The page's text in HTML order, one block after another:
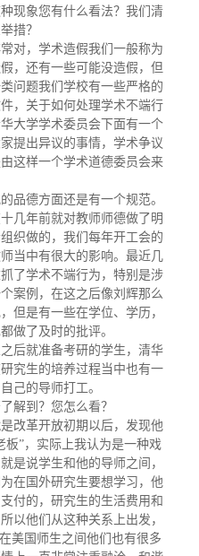
现象您有什么看法？我们清
措？
对，学术造假我们一般称为
，还有一些可能没造假，但
问题我们学校有一些严格的
，关于如何处理学术不端行
大学学术委员会下面有一个
提出异议的事情，学术争议
这样一个学术道德委员会来
品德方面还是有一个规范。
几年前就对教师师德做了明
织做的，我们每年开工会的
当中有很大的影响。最近几
了学术不端行为，特别是涉
案例，在这之后像刘辉那么
但是有一些在学位、学历，
做了及时的批评。
后就准备考研的学生，清华
究生的培养过程当中也有一
己的导师打工。
解到？您怎么看？
改革开放初期以后，发现他
板”，实际上我认为是一种戏
是说学生和他的导师之间，
在国外研究生要想学习，他
付的，研究生的生活费用和
以他们从这种关系上出发，
美国师生之间他们也有很多